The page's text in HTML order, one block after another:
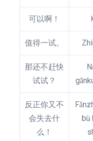
可以啊！
值得一试。
那还不赶快
试试？
反正你又不
会失去什
么！
bù